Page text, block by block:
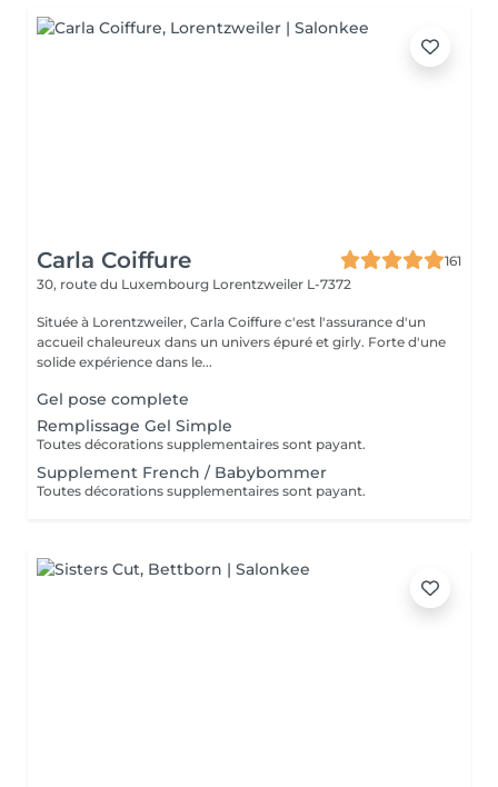
Carla Coiffure
161
30, route du Luxembourg Lorentzweiler L-7372
Située à Lorentzweiler, Carla Coiffure c'est l'assurance d'un
accueil chaleureux dans un univers épuré et girly. Forte d'une
solide expérience dans le...
Gel pose complete
Remplissage Gel Simple
Toutes décorations supplementaires sont payant.
Supplement French / Babybommer
Toutes décorations supplementaires sont payant.